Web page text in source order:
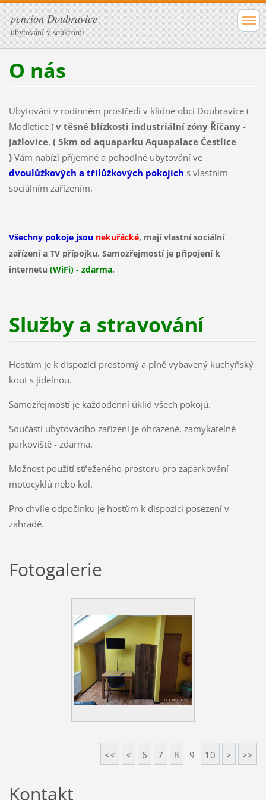
penzion Doubravice
ubytování v soukromí
O nás
Ubytování v rodinném prostředí v klidné obci Doubravice (
Modletice ) v těsné blízkosti industriální zóny Říčany -
Jažlovice, ( 5km od aquaparku Aquapalace Čestlice
)Vám nabízí příjemné a pohodlné ubytování ve
dvoulůžkových a třílůžkových pokojích s vlastním
sociálním zařízením.
Všechny pokoje jsou nekuřácké, mají vlastní sociální
zařízení a TV přípojku. Samozřejmostí je připojení k
internetu (WiFi) - zdarma.
Služby a stravování
Hostům je k dispozici prostorný a plně vybavený kuchyňský
kout s jídelnou.
Samozřejmostí je každodenní úklid všech pokojů.
Součástí ubytovacího zařízení je ohrazené, zamykatelné
parkoviště - zdarma.
Možnost použití střeženého prostoru pro zaparkování
motocyklů nebo kol.
Pro chvíle odpočinku je hostům k dispozici posezení v
zahradě.
Fotogalerie
<< < 6 7 8 9 10 > >>
Kontakt